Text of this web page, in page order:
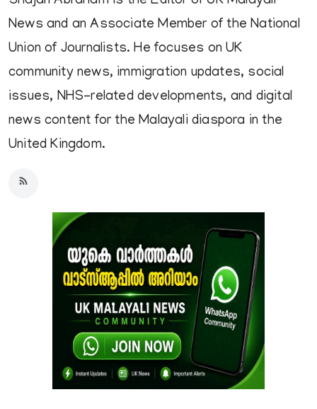
News and an Associate Member of the National
Union of Journalists. He focuses on UK
community news, immigration updates, social
issues, NHS-related developments, and digital
news content for the Malayali diaspora in the
United Kingdom.